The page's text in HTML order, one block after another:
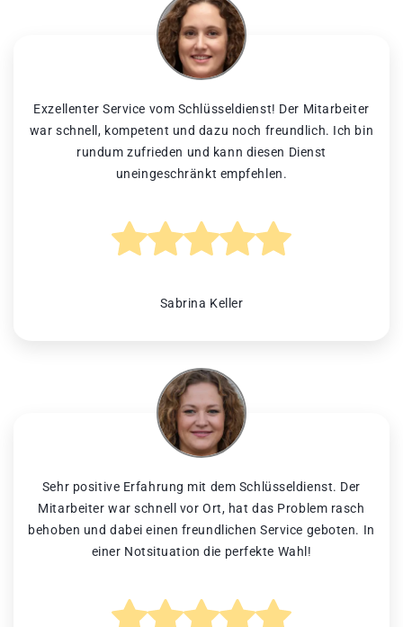
Exzellenter Service vom Schlüsseldienst! Der Mitarbeiter
war schnell, kompetent und dazu noch freundlich. Ich bin
rundum zufrieden und kann diesen Dienst
uneingeschränkt empfehlen.
Sabrina Keller
Sehr positive Erfahrung mit dem Schlüsseldienst. Der
Mitarbeiter war schnell vor Ort, hat das Problem rasch
behoben und dabei einen freundlichen Service geboten. In
einer Notsituation die perfekte Wahl!